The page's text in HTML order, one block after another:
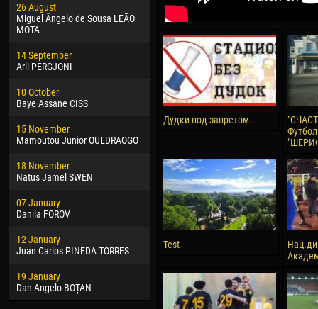
26 August
Miguel Ângelo de Sousa LEÃO
MOTA
14 September
Arli PERGJONI
10 October
Baye Assane CISS
15 November
Mamoutou Junior OUEDRAOGO
18 November
Natus Jamel SWEN
07 January
Danila FOROV
12 January
Juan Carlos PINEDA TORRES
19 January
Dan-Angelo BOȚAN
30 January
Dhoraso Moreo KLAS
24 February
Vladislav COSTIN
02 March
Veaceslav COZMA
09 March
Emmanuel AFETSE
Jayder Moreno ASPRILLA
22 March
Samba KONÉ
26 March
Vitor Hugo Morais de OLIVEIRA
Raí LOPES DE OLIVEIRA
04
13
24
15
28
10
Ivan
Дудки под запретом...
Test